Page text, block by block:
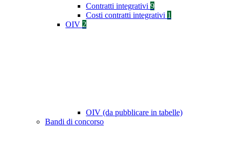
Contratti integrativi 9
Costi contratti integrativi 1
OIV 2
OIV (da pubblicare in tabelle)
Bandi di concorso